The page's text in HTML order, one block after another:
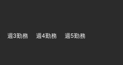
週3勤務 週4勤務 週5勤務